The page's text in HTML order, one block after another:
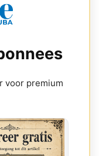
voor premium